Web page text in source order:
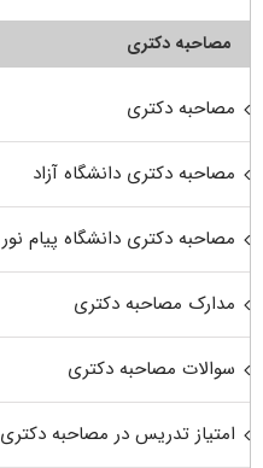
مصاحبه دکتری
مصاحبه دکتری
مصاحبه دکتری دانشگاه آزاد
مصاحبه دکتری دانشگاه پیام نور
مدارک مصاحبه دکتری
سوالات مصاحبه دکتری
امتیاز تدریس در مصاحبه دکتری